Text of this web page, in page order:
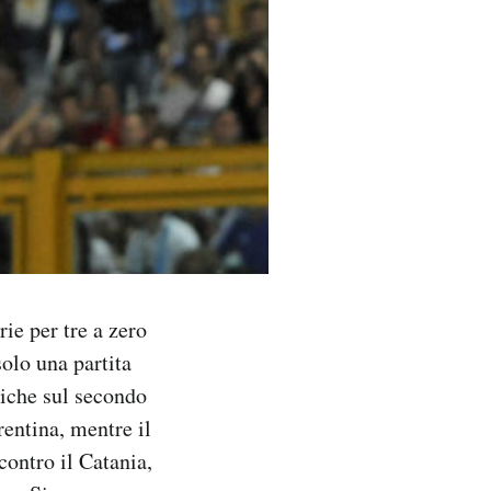
per tre a zero
una partita
sul secondo
mentre il
il Catania,